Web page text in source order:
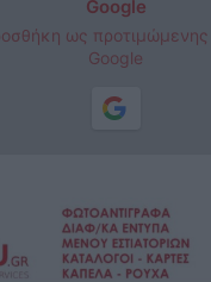
Google
ως προτιμώμενης
Google